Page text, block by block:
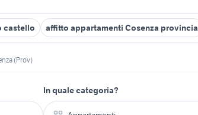
castello affitto appartamenti Cosenza provincia
(Prov)
In quale categoria?